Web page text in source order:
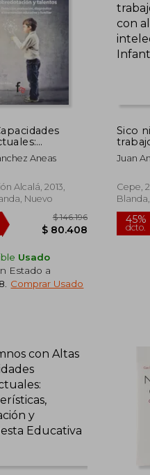
y
Aneas
Alcalá, 2013,
Nuevo
Usado
Estado a
Comprar Usado
Sico
con
Juan
Cepe,